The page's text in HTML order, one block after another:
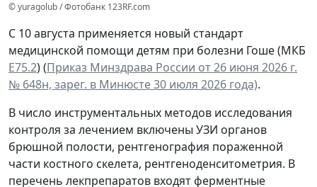
© yuragolub / Фотобанк 123RF.com
С 10 августа применяется новый стандарт
медицинской помощи детям при болезни Гоше (МКБ
Е75.2) (Приказ Минздрава России от 26 июня 2026 г.
№ 648н, зарег. в Минюсте 30 июля 2026 года).
В число инструментальных методов исследования
контроля за лечением включены УЗИ органов
брюшной полости, рентгенография пораженной
части костного скелета, рентгеноденситометрия. В
перечень лекпрепаратов входят ферментные